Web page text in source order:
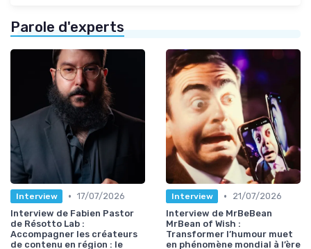
Parole d'experts
Interview • 17/07/2026
Interview de Fabien Pastor
de Résotto Lab :
Accompagner les créateurs
de contenu en région : le
Interview •
21/07/2026
Interview de MrBeBean
MrBean of Wish :
Transformer l’humour muet
en phénomène mondial à l’ère